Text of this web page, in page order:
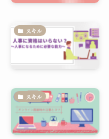
スキル
スキル